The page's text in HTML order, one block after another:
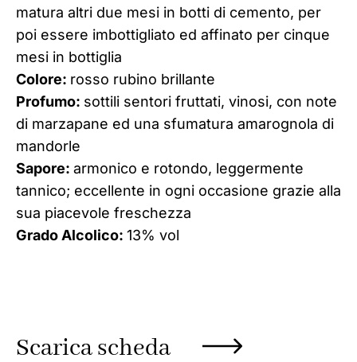
matura altri due mesi in botti di cemento, per
poi essere imbottigliato ed affinato per cinque
mesi in bottiglia
Colore: rosso rubino brillante
Profumo: sottili sentori fruttati, vinosi, con note
di marzapane ed una sfumatura amarognola di
mandorle
Sapore: armonico e rotondo, leggermente
tannico; eccellente in ogni occasione grazie alla
sua piacevole freschezza
Grado Alcolico: 13% vol
Scarica scheda